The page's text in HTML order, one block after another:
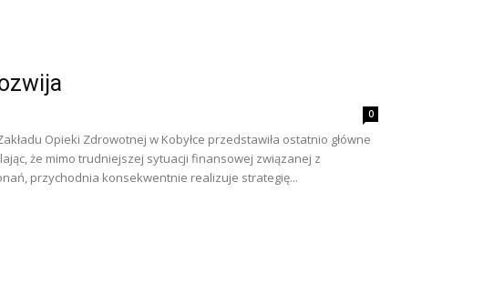
0
Opieki Zdrowotnej w Kobyłce przedstawiła ostatnio główne
że mimo trudniejszej sytuacji finansowej związanej z
przychodnia konsekwentnie realizuje strategię...